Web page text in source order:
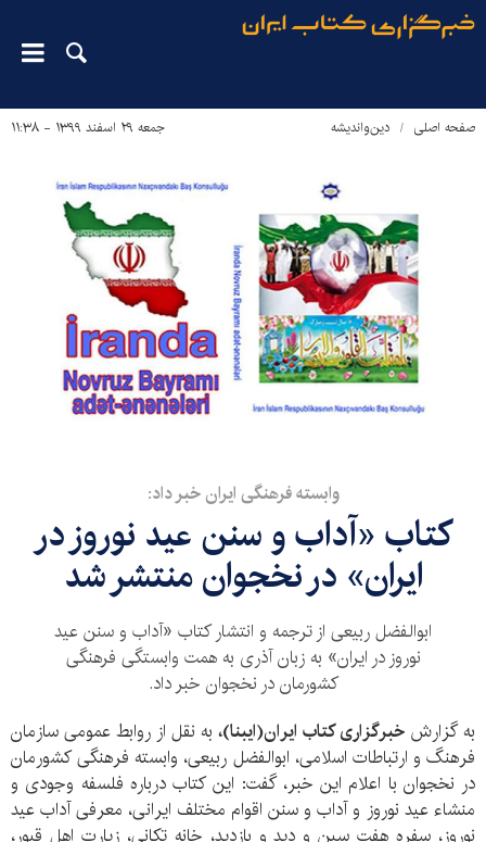
صفحه اصلی دین‌واندیشه جمعه ۲۹ اسفند ۱۳۹۹ - ۱۱:۳۸
وابسته فرهنگی ایران خبر داد:
کتاب «آداب و سنن عید نوروز در
ایران» در نخجوان منتشر شد
ابوالفضل ربیعی از ترجمه و انتشار کتاب «آداب و سنن عید
نوروز در ایران» به زبان آذری به همت وابستگی فرهنگی
کشورمان در نخجوان خبر داد.
به گزارش خبرگزاری کتاب ایران(ایبنا)، به نقل از روابط عمومی سازمان
فرهنگ و ارتباطات اسلامی، ابوالفضل ربیعی، وابسته فرهنگی کشورمان
در نخجوان با اعلام این خبر، گفت: این کتاب درباره فلسفه وجودی و
منشاء عید نوروز و آداب و سنن اقوام مختلف ایرانی، معرفی آداب عید